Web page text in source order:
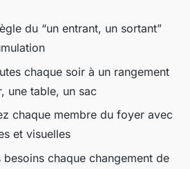
du “un entrant, un sortant”
chaque soir à un rangement
une table, un sac
chaque membre du foyer avec
et visuelles
besoins chaque changement de